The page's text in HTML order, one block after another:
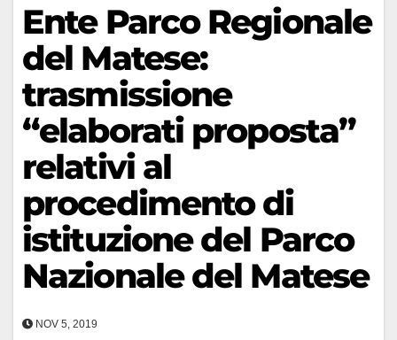
Ente Parco Regionale
del Matese:
trasmissione
“elaborati proposta”
relativi al
procedimento di
istituzione del Parco
Nazionale del Matese
NOV 5, 2019